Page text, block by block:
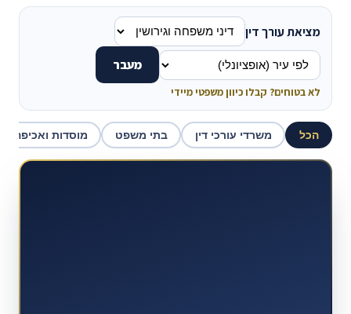
מציאת עורך דין
מעבר
לא בטוחים? קבלו כיוון משפטי מיידי
הכל משרדי עורכי דין בתי משפט מוסדות ואכיפה